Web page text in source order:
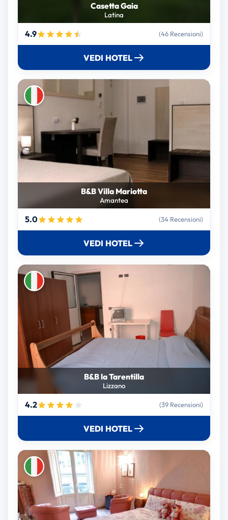
Casetta Gaia
Latina
4.9 (46 Recensioni)
VEDI HOTEL
B&B Villa Mariotta
Amantea
5.0 (34 Recensioni)
VEDI HOTEL
B&B la Tarentilla
Lizzano
4.2 (39 Recensioni)
VEDI HOTEL